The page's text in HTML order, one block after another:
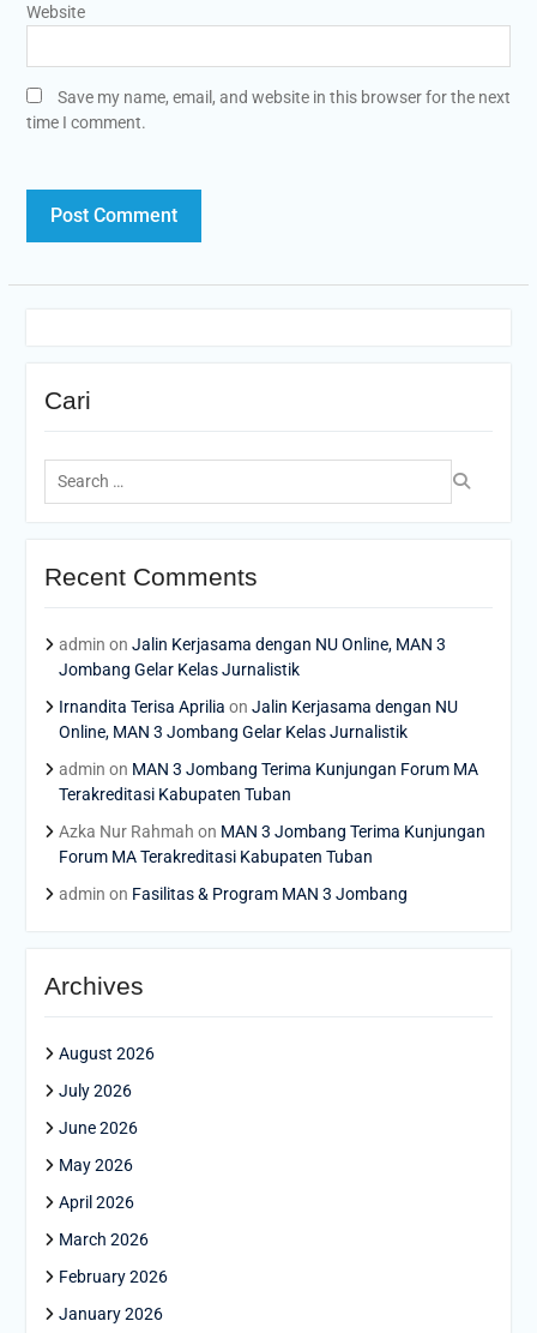
Website
Save my name, email, and website in this browser for the next
time I comment.
Cari
Search
for:
Recent Comments
admin on Jalin Kerjasama dengan NU Online, MAN 3
Jombang Gelar Kelas Jurnalistik
Irnandita Terisa Aprilia on Jalin Kerjasama dengan NU
Online, MAN 3 Jombang Gelar Kelas Jurnalistik
admin on MAN 3 Jombang Terima Kunjungan Forum MA
Terakreditasi Kabupaten Tuban
Azka Nur Rahmah on MAN 3 Jombang Terima Kunjungan
Forum MA Terakreditasi Kabupaten Tuban
admin on Fasilitas & Program MAN 3 Jombang
Archives
August 2026
July 2026
June 2026
May 2026
April 2026
March 2026
February 2026
January 2026